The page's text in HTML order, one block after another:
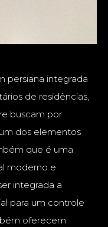
persiana integrada
de residências,
buscam por
dos elementos
que é uma
moderno e
integrada a
para um controle
oferecem